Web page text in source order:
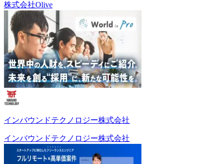
株式会社Olive
インバウンドテクノロジー株式会社
インバウンドテクノロジー株式会社